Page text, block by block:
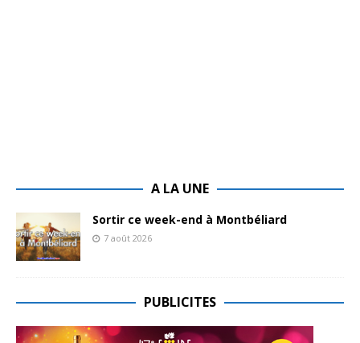
A LA UNE
Sortir ce week-end à Montbéliard
7 août 2026
PUBLICITES